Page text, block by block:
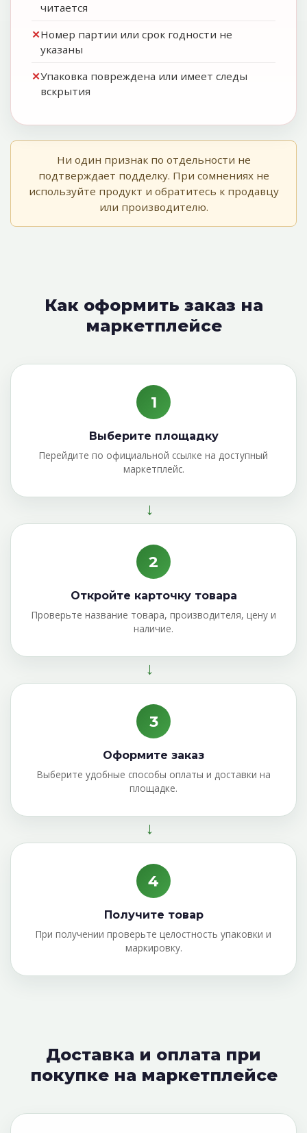
читается
Номер партии или срок годности не
указаны
Упаковка повреждена или имеет следы
вскрытия
Ни один признак по отдельности не
подтверждает подделку. При сомнениях не
используйте продукт и обратитесь к продавцу
или производителю.
Как оформить заказ на
маркетплейсе
1
Выберите площадку
Перейдите по официальной ссылке на доступный
маркетплейс.
→
2
Откройте карточку товара
Проверьте название товара, производителя, цену и
наличие.
→
3
Оформите заказ
Выберите удобные способы оплаты и доставки на
площадке.
→
4
Получите товар
При получении проверьте целостность упаковки и
маркировку.
Доставка и оплата при
покупке на маркетплейсе